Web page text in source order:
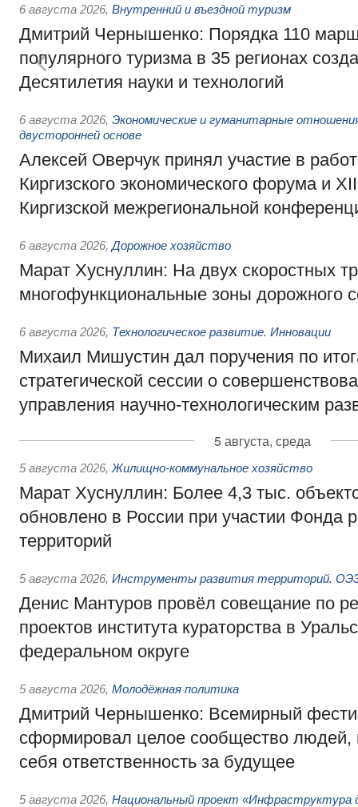
6 августа 2026, Внутренний и въездной туризм
Дмитрий Чернышенко: Порядка 110
популярного туризма в 35 регионах
Десятилетия науки и технологий
6 августа 2026, Экономические и гуманитарные
двусторонней основе
Алексей Оверчук принял участие в
Киргизского экономического форума и
Киргизской межрегиональной
6 августа 2026, Дорожное хозяйство
Марат Хуснуллин: На двух скоростных
многофункциональные зоны дорожного
6 августа 2026, Технологическое развитие. Инновации
Михаил Мишустин дал поручения по
стратегической сессии о
управления научно-технологическим
5 августа, среда
5 августа 2026, Жилищно-коммунальное хозяйство
Марат Хуснуллин: Более 4,3 тыс.
обновлено в России при участии Фонда
территорий
5 августа 2026, Инструменты развития территорий.
Денис Мантуров провёл совещание по
проектов института кураторства в
федеральном округе
5 августа 2026, Молодёжная политика
Дмитрий Чернышенко: Всемирный
сформировал целое сообщество людей,
себя ответственность за будущее
5 августа 2026, Национальный проект «Инфраструктура